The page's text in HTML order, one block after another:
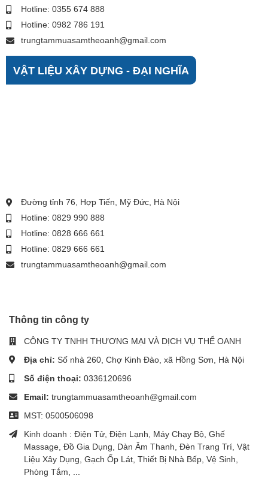
Hotline: 0355 674 888
Hotline: 0982 786 191
trungtammuasamtheoanh@gmail.com
VẬT LIỆU XÂY DỰNG - ĐẠI NGHĨA
Đường tỉnh 76, Hợp Tiến, Mỹ Đức, Hà Nội
Hotline: 0829 990 888
Hotline: 0828 666 661
Hotline: 0829 666 661
trungtammuasamtheoanh@gmail.com
Thông tin công ty
CÔNG TY TNHH THƯƠNG MẠI VÀ DỊCH VỤ THỂ OANH
Địa chỉ: Số nhà 260, Chợ Kinh Đào, xã Hồng Sơn, Hà Nội
Số điện thoại: 0336120696
Email: trungtammuasamtheoanh@gmail.com
MST: 0500506098
Kinh doanh : Điện Tử, Điện Lạnh, Máy Chạy Bộ, Ghế
Massage, Đồ Gia Dụng, Dàn Âm Thanh, Đèn Trang Trí, Vật
Liệu Xây Dụng, Gạch Ốp Lát, Thiết Bị Nhà Bếp, Vệ Sinh,
Phòng Tắm, ...